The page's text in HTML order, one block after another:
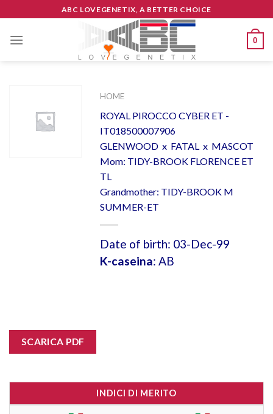
to
content
ABC LOVEGENETIX, A BETTER CHOICE
0
HOME
ROYAL PIROCCO CYBER ET -
IT018500007906
GLENWOOD x FATAL x MASCOT
Mom: TIDY-BROOK FLORENCE ET
TL
Grandmother: TIDY-BROOK M
SUMMER-ET
Date of birth: 03-Dec-99
K-caseina: AB
SCARICA PDF
INDICI DI MERITO